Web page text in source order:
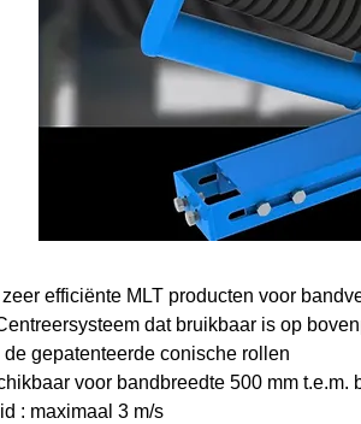
efficiënte MLT producten voor
dat bruikbaar is op
de gepatenteerde conische rollen
voor bandbreedte 500 mm t.e.m.
: maximaal 3 m/s